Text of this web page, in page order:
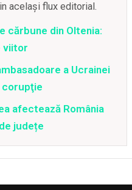
același flux editorial.
cărbune din Oltenia:
viitor
a Ucrainei
corupţie
afectează România
județe